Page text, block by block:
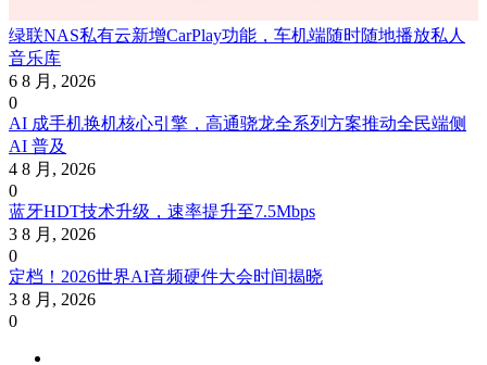
绿联NAS私有云新增CarPlay功能，车机端随时随地播放私人
音乐库
6 8 月, 2026
0
AI 成手机换机核心引擎，高通骁龙全系列方案推动全民端侧
AI 普及
4 8 月, 2026
0
蓝牙HDT技术升级，速率提升至7.5Mbps
3 8 月, 2026
0
定档！2026世界AI音频硬件大会时间揭晓
3 8 月, 2026
0